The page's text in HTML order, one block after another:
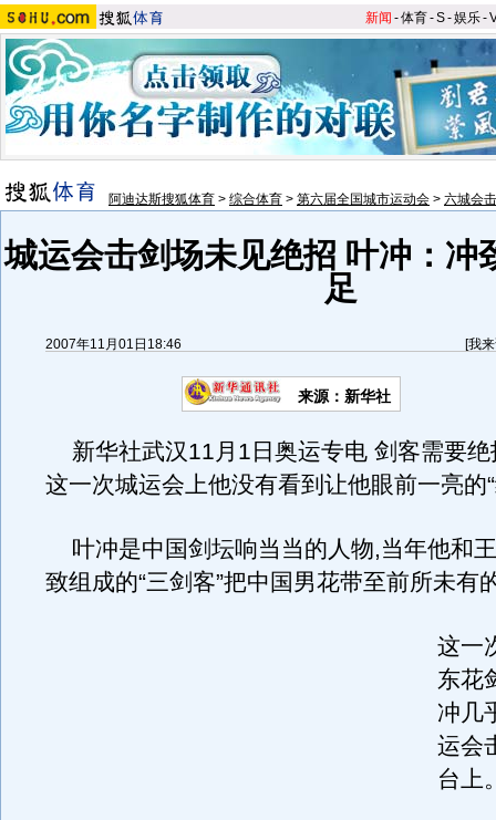
新闻 -体育-S-娱乐-
阿迪达斯搜狐体育 > 综合体育 > 第六届全国城市运动会 > 六城会
城运会击剑场未见绝招 叶冲：冲
足
2007年11月01日18:46 [我
来源：新华社
新华社武汉11月1日奥运专电 剑客需要绝
这一次城运会上他没有看到让他眼前一亮的
叶冲是中国剑坛响当当的人物,当年他和
致组成的“三剑客”把中国男花带至前所未有
这一
东花
冲几
运会
台上